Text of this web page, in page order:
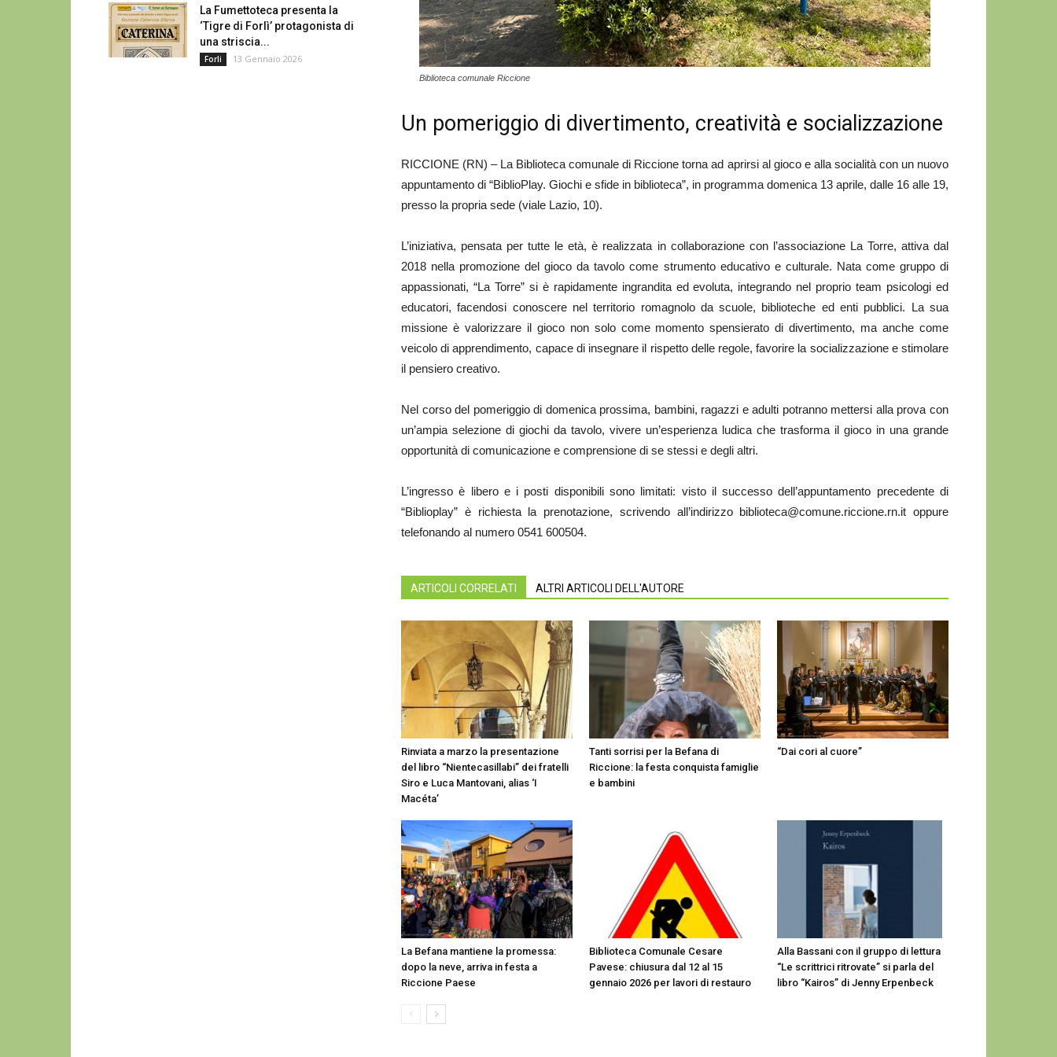
Biblioteca comunale Riccione
Un pomeriggio di divertimento, creatività e socializzazione
RICCIONE (RN) – La Biblioteca comunale di Riccione torna ad aprirsi al gioco e alla socialità con un nuovo
appuntamento di “BiblioPlay. Giochi e sfide in biblioteca”, in programma domenica 13 aprile, dalle 16 alle 19,
presso la propria sede (viale Lazio, 10).
L’iniziativa, pensata per tutte le età, è realizzata in collaborazione con l’associazione La Torre, attiva dal
2018 nella promozione del gioco da tavolo come strumento educativo e culturale. Nata come gruppo di
appassionati, “La Torre” si è rapidamente ingrandita ed evoluta, integrando nel proprio team psicologi ed
educatori, facendosi conoscere nel territorio romagnolo da scuole, biblioteche ed enti pubblici. La sua
missione è valorizzare il gioco non solo come momento spensierato di divertimento, ma anche come
veicolo di apprendimento, capace di insegnare il rispetto delle regole, favorire la socializzazione e stimolare
il pensiero creativo.
Nel corso del pomeriggio di domenica prossima, bambini, ragazzi e adulti potranno mettersi alla prova con
un’ampia selezione di giochi da tavolo, vivere un’esperienza ludica che trasforma il gioco in una grande
opportunità di comunicazione e comprensione di se stessi e degli altri.
L’ingresso è libero e i posti disponibili sono limitati: visto il successo dell’appuntamento precedente di
“Biblioplay” è richiesta la prenotazione, scrivendo all’indirizzo biblioteca@comune.riccione.rn.it oppure
telefonando al numero 0541 600504.
ARTICOLI CORRELATI ALTRI ARTICOLI DELL'AUTORE
Rinviata a marzo la presentazione
del libro “Nientecasillabi” dei fratelli
Siro e Luca Mantovani, alias ‘I
Macéta’
Tanti sorrisi per la Befana di
Riccione: la festa conquista famiglie
e bambini
“Dai cori al cuore”
La Befana mantiene la promessa:
dopo la neve, arriva in festa a
Riccione Paese
Biblioteca Comunale Cesare
Pavese: chiusura dal 12 al 15
gennaio 2026 per lavori di restauro
Alla Bassani con il gruppo di lettura
“Le scrittrici ritrovate” si parla del
libro “Kairos” di Jenny Erpenbeck
La Fumettoteca presenta la
‘Tigre di Forlì’ protagonista di
una striscia...
Forli 13 Gennaio 2026